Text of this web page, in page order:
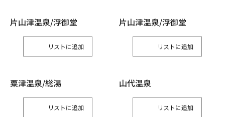
片山津温泉/浮御堂
リスト
片山津温泉/浮御堂
リスト
粟津温泉/総湯
リスト
山代温泉
リスト